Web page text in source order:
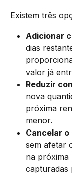
Existem três
Adicionar
dias
valor já
Reduzir
nova
próxima
menor.
Cancelar o
sem afetar
na próxima
capturadas